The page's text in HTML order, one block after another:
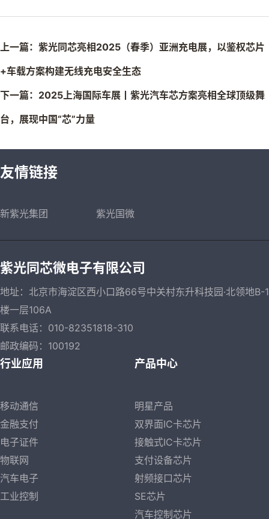
上一篇：紫光同芯亮相2025（春季）亚洲充电展，以鉴权芯片
+车载方案构建无线充电安全生态
下一篇：2025上海国际车展丨紫光汽车芯方案亮相全球顶级舞
台，展现中国“芯”力量
友情链接
新紫光集团 紫光国微
紫光同芯微电子有限公司
地址：北京市海淀区西小口路66号中关村东升科技园·北领地B-1
楼一层106A
联系电话：010-82351818-310
邮政编码：100192
行业应用
移动通信
金融支付
电子证件
物联网
汽车电子
工业控制
产品中心
明星产品
双界面IC卡芯片
接触式IC卡芯片
支付设备芯片
射频接口芯片
SE芯片
汽车控制芯片